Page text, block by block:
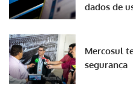
dados de
Mercosul
segurança